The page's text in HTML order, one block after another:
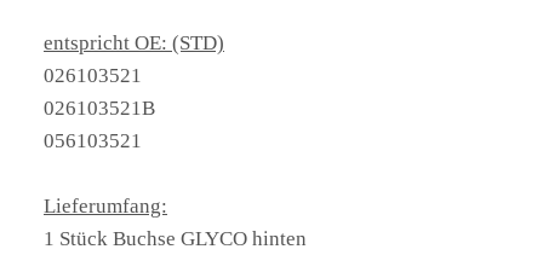
entspricht OE: (STD)
026103521
026103521B
056103521
Lieferumfang:
1 Stück Buchse GLYCO hinten